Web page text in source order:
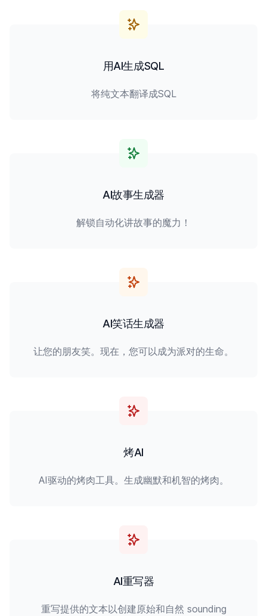
用AI生成SQL
将纯文本翻译成SQL
AI故事生成器
解锁自动化讲故事的魔力！
AI笑话生成器
让您的朋友笑。现在，您可以成为派对的生命。
烤AI
AI驱动的烤肉工具。生成幽默和机智的烤肉。
AI重写器
重写提供的文本以创建原始和自然 sounding